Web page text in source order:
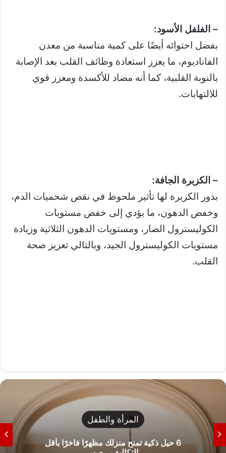
– الفلفل الأسود:
بفضل احتوائه أيضًا على كمية مناسبة من معدن
الفاناديوم، ما يعزز استعادة وظائف القلب بعد الإصابة
بالنوبة القلبية، كما أنه مضاد للأكسدة ومعزز قوي
للالتهابات.
– الكزبرة الجافة:
بذور الكزبرة لها تأثير ملحوظ في نقص شحميات الدم،
وخفض الدهون، ما يؤدي إلى خفض مستويات
الكوليسترول الضار، ومستويات الدهون الثلاثية وزيادة
مستويات الكوليسترول الجيد، وبالتالي تعزيز صحة
القلب.
المرأة والطفل
6 حيل ذكية تمنح منزلك مظهرًا فاخرًا بأقل